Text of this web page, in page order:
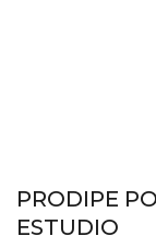
PRODIPE
ESTUDIO